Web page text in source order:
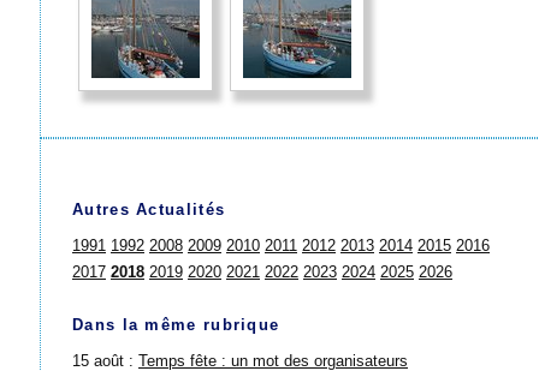
Autres Actualités
1991 1992 2008 2009 2010 2011 2012 2013 2014 2015 2016
2017 2018 2019 2020 2021 2022 2023 2024 2025 2026
Dans la même rubrique
15 août : Temps fête : un mot des organisateurs